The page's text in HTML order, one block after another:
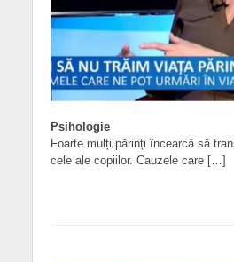
Psihologie
Foarte mulți părinți încearcă să
cele ale copiilor. Cauzele care […]